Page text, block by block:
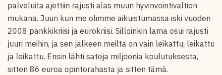
palveluita ajettiin rajusti alas muun hyvinvointivaltion
mukana. Juuri kun me olimme aikuistumassa iski vuoden
2008 pankkikriisi ja eurokriisi. Silloinkin lama osui rajusti
juuri meihin, ja sen jälkeen meiltä on vain leikattu, leikattu
ja leikattu. Ensin lähti satoja miljoonia koulutuksesta,
sitten 86 euroa opintorahasta ja sitten tämä.